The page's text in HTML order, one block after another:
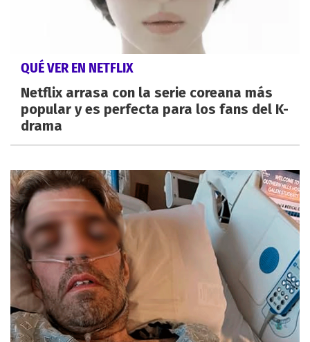
QUÉ VER EN NETFLIX
Netflix arrasa con la serie coreana más
popular y es perfecta para los fans del K-
drama